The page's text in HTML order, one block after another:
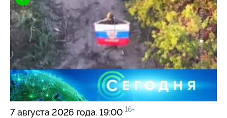
7 августа 2026 года. 19:00 16+